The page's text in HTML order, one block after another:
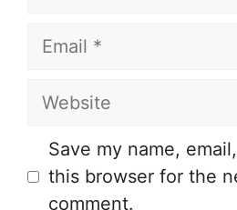
Email
Website
Save my name,
this browser for the
comment.